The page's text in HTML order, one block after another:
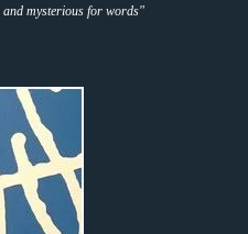
and mysterious for words"